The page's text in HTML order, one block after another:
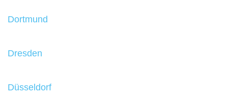
Dortmund
Dresden
Düsseldorf